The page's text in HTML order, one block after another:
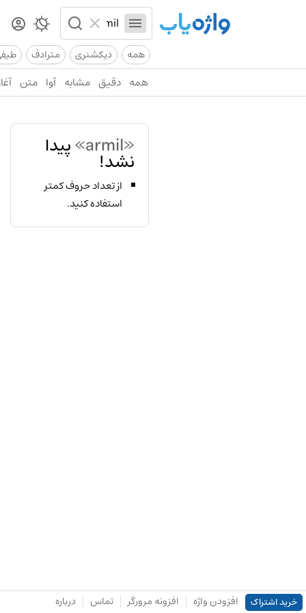
همه دیکشنری مترادف
همه دقیق مشابه آوا متن
«armil» پیدا
نشد!
از تعداد حروف کمتر
استفاده کنید.
خرید اشتراک افزودن واژه افزونه مرورگر تماس درباره